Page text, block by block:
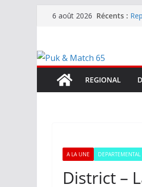
Passer6 août 2026 Récents :
REGIONAL
A LA UNE DEPARTEMENTAL
District –